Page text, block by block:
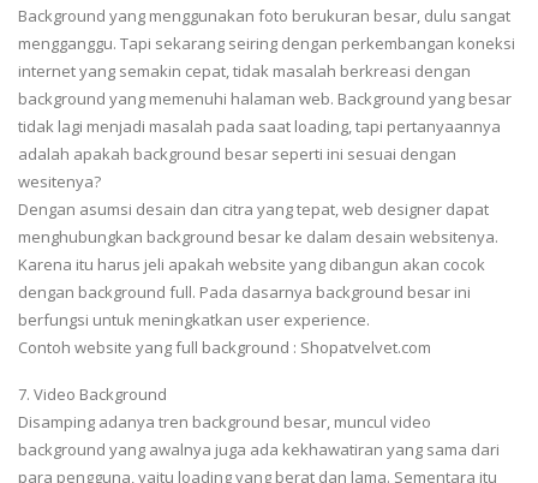
Background yang menggunakan foto berukuran besar, dulu sangat
mengganggu. Tapi sekarang seiring dengan perkembangan koneksi
internet yang semakin cepat, tidak masalah berkreasi dengan
background yang memenuhi halaman web. Background yang besar
tidak lagi menjadi masalah pada saat loading, tapi pertanyaannya
adalah apakah background besar seperti ini sesuai dengan
wesitenya?
Dengan asumsi desain dan citra yang tepat, web designer dapat
menghubungkan background besar ke dalam desain websitenya.
Karena itu harus jeli apakah website yang dibangun akan cocok
dengan background full. Pada dasarnya background besar ini
berfungsi untuk meningkatkan user experience.
Contoh website yang full background : Shopatvelvet.com
7. Video Background
Disamping adanya tren background besar, muncul video
background yang awalnya juga ada kekhawatiran yang sama dari
para pengguna, yaitu loading yang berat dan lama. Sementara itu